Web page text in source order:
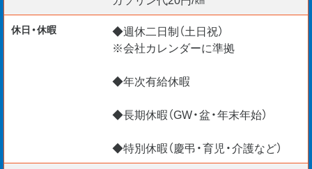
☆TEL・WEB・チャットで応募受付中
休日・休暇
◆週休二日制（土日祝）
※会社カレンダーに準拠
◆年次有給休暇
◆長期休暇（GW・盆・年末年始）
◆特別休暇（慶弔・育児・介護など）